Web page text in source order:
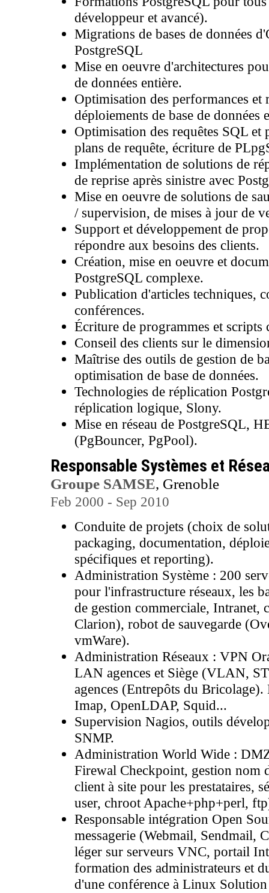
développeur et avancé).
Migrations de bases de données
PostgreSQL
Mise en oeuvre d'architectures
de données entière.
Optimisation des performances et
déploiements de base de données
Optimisation des requêtes SQL et
plans de requête, écriture de
Implémentation de solutions de
de reprise après sinistre avec
Mise en oeuvre de solutions de
/ supervision, de mises à jour de
Support et développement de
répondre aux besoins des clients.
Création, mise en oeuvre et
PostgreSQL complexe.
Publication d'articles techniques,
conférences.
Écriture de programmes et scripts
Conseil des clients sur le
Maîtrise des outils de gestion de
optimisation de base de données.
Technologies de réplication
réplication logique, Slony.
Mise en réseau de PostgreSQL,
(PgBouncer, PgPool).
Responsable Systèmes et
Groupe SAMSE, Grenoble
Feb 2000 - Sep 2010
Conduite de projets (choix de
packaging, documentation,
spécifiques et reporting).
Administration Système : 200
pour l'infrastructure réseaux, les
de gestion commerciale, Intranet,
Clarion), robot de sauvegarde
vmWare).
Administration Réseaux : VPN
LAN agences et Siège (VLAN,
agences (Entrepôts du
Imap, OpenLDAP, Squid...
Supervision Nagios, outils
SNMP.
Administration World Wide :
Firewal Checkpoint, gestion nom
client à site pour les prestataires,
user, chroot Apache+php+perl,
Responsable intégration Open
messagerie (Webmail, Sendmail,
léger sur serveurs VNC, portail
formation des administrateurs et
d'une conférence à Linux